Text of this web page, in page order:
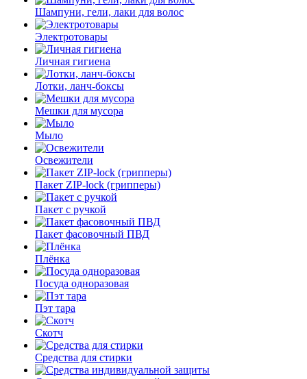
Шампуни, гели, лаки для волос
Электротовары
Личная гигиена
Лотки, ланч-боксы
Мешки для мусора
Мыло
Освежители
Пакет ZIP-lock (грипперы)
Пакет с ручкой
Пакет фасовочный ПВД
Плёнка
Посуда одноразовая
Пэт тара
Скотч
Средства для стирки